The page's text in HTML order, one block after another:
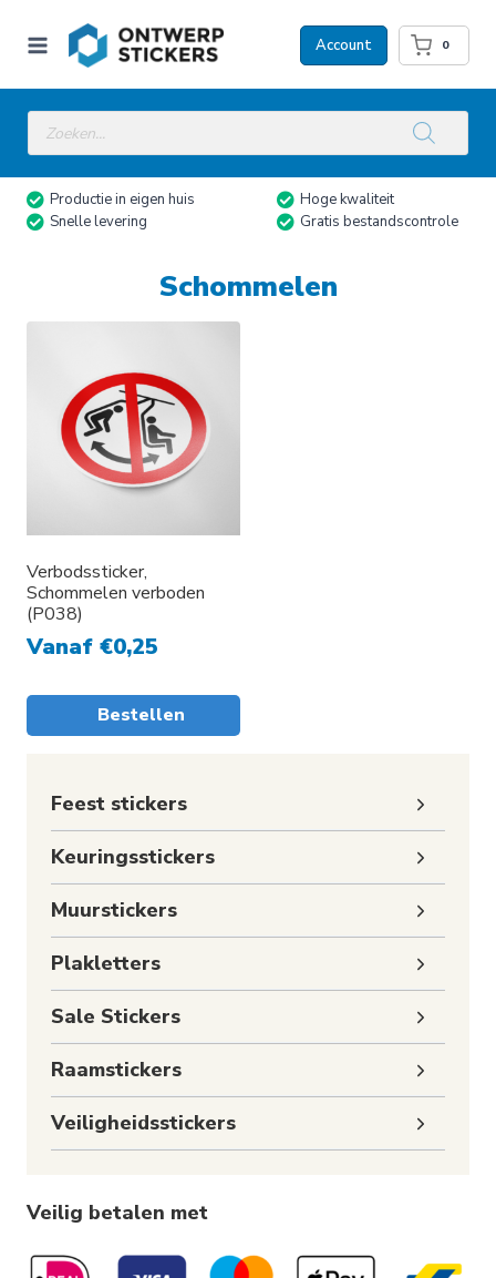
naar
Account 0
Producten
zoeken
Productie in eigen huis
Hoge kwaliteit
Snelle levering
Gratis bestandscontrole
Schommelen
Verbodssticker,
Schommelen verboden
(P038)
Vanaf €0,25
Bestellen
Feest stickers
Keuringsstickers
Muurstickers
Plakletters
Sale Stickers
Raamstickers
Veiligheidsstickers
Veilig betalen met